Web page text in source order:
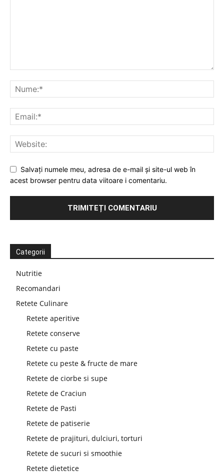
Salvați numele meu, adresa de e-mail și site-ul web în
acest browser pentru data viitoare i comentariu.
Categorii
Nutritie
Recomandari
Retete Culinare
Retete aperitive
Retete conserve
Retete cu paste
Retete cu peste & fructe de mare
Retete de ciorbe si supe
Retete de Craciun
Retete de Pasti
Retete de patiserie
Retete de prajituri, dulciuri, torturi
Retete de sucuri si smoothie
Retete dietetice